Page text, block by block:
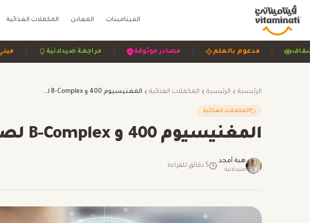
الفيتامينات المعادن المكملات الغذائية
مراجعة صيدلانية | مصادر موثوقة | مدعوم بالعلم | واضح وشفاف
الرئيسية الرئيسية المكملات الغذائية المغنيسيوم 400 و B-Complex لصحتك
المكملات الغذائية
المغنيسيوم 400 و B-Complex لصحتك
هبة أمجد
صيدلانية
5 دقائق للقراءة